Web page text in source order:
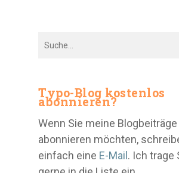
Typo-Blog kostenlos
abonnieren?
Wenn Sie meine Blogbeiträge
abonnieren möchten,
einfach eine E-Mail . Ich trage